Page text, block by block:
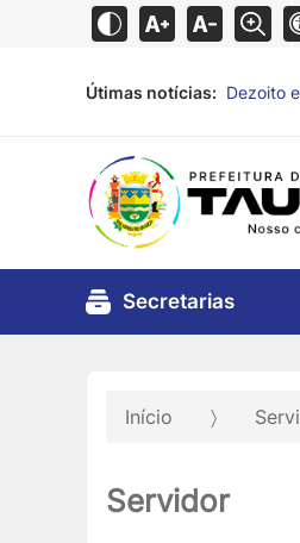
Útimas notícias: Dezoito
Secretarias
Início
Servidor